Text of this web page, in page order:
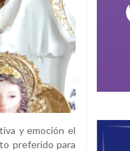
y emoción el
preferido para